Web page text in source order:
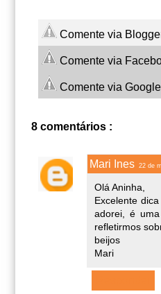
Comente via
Comente via
Comente via
8 comentários :
Mari Ines 22 de
Olá Aninha,
Excelente
adorei, é
refletirmos
beijos
Mari